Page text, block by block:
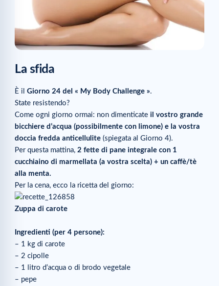
La sfida
È il Giorno 24 del « My Body Challenge ».
State resistendo?
Come ogni giorno ormai: non dimenticate il vostro grande
bicchiere d’acqua (possibilmente con limone) e la vostra
doccia fredda anticellulite (spiegata al Giorno 4).
Per questa mattina, 2 fette di pane integrale con 1
cucchiaino di marmellata (a vostra scelta) + un caffè/tè
alla menta.
Per la cena, ecco la ricetta del giorno:
Zuppa di carote
Ingredienti (per 4 persone):
– 1 kg di carote
– 2 cipolle
– 1 litro d’acqua o di brodo vegetale
– pepe